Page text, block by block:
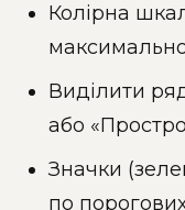
Колірна
Виділити
або
Значки
по